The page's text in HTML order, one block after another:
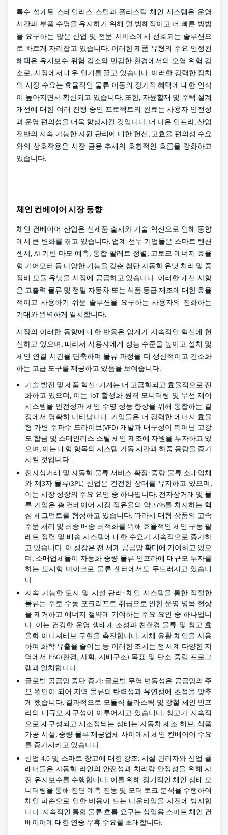
특수 설계된 스테인리스 스틸과 플라스틱 체인 시스템은 운영
시간과 부품 수명을 유지하기 위해 덜 방해적이고 더 빠른 방법
을 요구하는 많은 산업 및 전문 서비스에서 선호되는 솔루션으
로 빠르게 자리잡고 있습니다. 이러한 제품 유형의 주요 인정된
혜택은 유지보수 위험 감소와 민감한 환경에서의 오염 위험 감
소로, 시장에서 매우 인기를 끌고 있습니다. 이러한 강력한 장치
의 시장 수요는 효율적인 물류 이동의 장기적 혜택에 대한 인식
이 높아지면서 확산되고 있습니다. 또한, 자윤활재 및 주택 설계
개선에 대한 여러 진행 중인 프로젝트의 완료는 사용자 안전성
과 운영 편의성을 더욱 향상시킬 것입니다. 더 나은 인프라, 산업
전반의 지속 가능한 자원 관리에 대한 헌신, 고효율 편의성 수요
와의 상호작용은 시장 금융 추세의 호황적인 흐름을 강화하고
있습니다.
체인 컨베이어 시장 동향
체인 컨베이어 산업은 신제품 출시와 기술 혁신으로 인해 동향
에서 큰 변화를 겪고 있습니다. 업계 선두 기업들은 스마트 텐션
센서, AI 기반 마모 예측, 통합 팔레트 정렬, 고토크 에너지 효율
형 기어모터 등 다양한 기능을 갖춘 첨단 자동화 유닛 처리 및 중
장비 모듈 유닛을 시장에 공급하고 있습니다. 이러한 개선 사항
은 고출력 물류 및 정밀 자동차 또는 식품 등급 제조에 대한 효율
적이고 사용하기 쉬운 솔루션을 요구하는 사용자의 진화하는
기대와 완벽하게 일치합니다.
시장의 이러한 동향에 대한 반응은 업계가 지속적인 혁신에 헌
신하고 있으며, 따라서 사용자에게 성능 수준을 높이고 설치 및
체인 연결 시간을 단축하며 물류 과정을 더 생산적이고 간소화
하는 고급 도구를 제공하고 있음을 보여줍니다.
기술 발전 및 제품 혁신: 기계는 더 고급화되고 효율적으로 진
화하고 있으며, 이는 IoT 활성화 원격 모니터링 및 무선 제어
시스템을 안전성과 체인 수명 성능 향상을 위해 통합하는 결
정에서 명확히 나타납니다. 기업들은 더 강력한 에너지 효율
형 가변 주파수 드라이브(VFD) 개발과 내구성이 뛰어난 고강
도 합금 및 스테인리스 스틸 체인 제조에 자원을 투자하고 있
으며, 이는 대형 항목의 시스템 가동 시간과 하중 용량을 증가
시킬 것입니다.
전자상거래 및 자동화 물류 서비스 확장: 중량 물류 소매업체
와 제3자 물류(3PL) 산업은 건전한 상태를 유지하고 있으며,
이는 시장 성장의 주요 요인 중 하나입니다. 전자상거래 및 물
류 기업은 총 컨베이어 시장 점유율의 약 37%를 차지하는 핵
심 세그먼트를 형성하고 있습니다. 따라서 대형 상품의 고속
주문 처리 및 최종 배송 최적화를 위해 효율적인 체인 구동 팔
레트 정렬 및 배송 시스템에 대한 수요가 지속적으로 증가하
고 있습니다. 이 성장은 전 세계 공급망 확대에 기여하고 있으
며, 소매업체들이 자동화 중량 물류 인프라에 대규모 투자를
하는 도시형 마이크로 물류 센터에서도 두드러지고 있습니
다.
지속 가능한 토지 및 시설 관리: 체인 시스템을 통한 적절한
물류는 주로 수동 포크리프트 취급으로 인한 운영 병목 현상
을 제거하고 에너지 절약에 기여하는 주요 요인 중 하나입니
다. 이는 건강한 운영 생태계 조성과 친환경 물류 및 창고 효
율화 이니셔티브 구현을 촉진합니다. 자체 윤활 체인을 사용
하여 화학 유출을 줄이는 등 이러한 조치는 전 세계 다양한 지
역에서 ESG(환경, 사회, 지배구조) 목표 및 탄소 중립 프로그
램과 일치합니다.
글로벌 공급망 중단 증가: 글로벌 무역 변동성은 공급망의 주
요 원인이 되어 지역 물류의 탄력성과 유연성에 초점을 맞추
게 했습니다. 결과적으로 모듈식 플라스틱 및 강철 체인 인프
라의 대규모 재구성이 이루어지고 있습니다. 창고가 지속적
으로 재구성되고 재조정되는 상태는 자동차 제조 허브, 식품
가공 시설, 중량 물류 제공업체 사이에서 체인 컨베이어 수요
를 증가시키고 있습니다.
산업 4.0 및 스마트 창고에 대한 강조: 시설 관리자와 산업 플
래너들은 자동화 라인의 안전성과 처리량 안정성을 위해 사
전 유지보수를 수행합니다. 이를 위해 정기적인 체인 상태 모
니터링을 통해 진단 예측 진동 및 모터 토크 분석을 수행하여
체인 파손으로 인한 비용이 드는 다운타임을 사전에 방지합
니다. 지속적인 통합 물류 흐름 요구는 상업용 스마트 체인 컨
베이어에 대한 연중 무휴 수요를 초래합니다.